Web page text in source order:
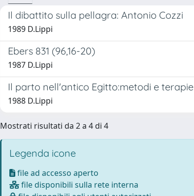
Il dibattito sulla pellagra: Antonio Cozzi
1989 D.Lippi
Ebers 831 (96,16-20)
1987 D.Lippi
Il parto nell'antico Egitto:metodi e terapie
1988 D.Lippi
Mostrati risultati da 2 a 4 di 4
Legenda icone
file ad accesso aperto
file disponibili sulla rete interna